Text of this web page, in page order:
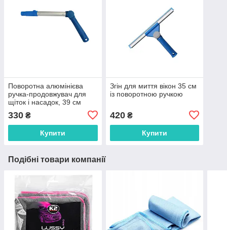
Поворотна алюмінієва
ручка-продовжувач для
щіток і насадок, 39 см
330 ₴
Купити
Згін для миття вікон 35 см
із поворотною ручкою
420₴
Купити
Подібні товари компанії